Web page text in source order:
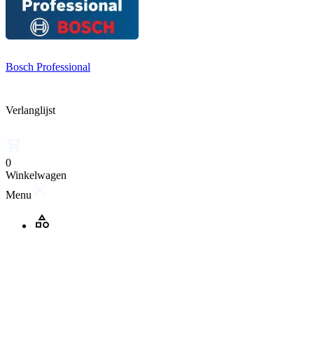
Bosch Professional
Verlanglijst
0
Winkelwagen
Menu